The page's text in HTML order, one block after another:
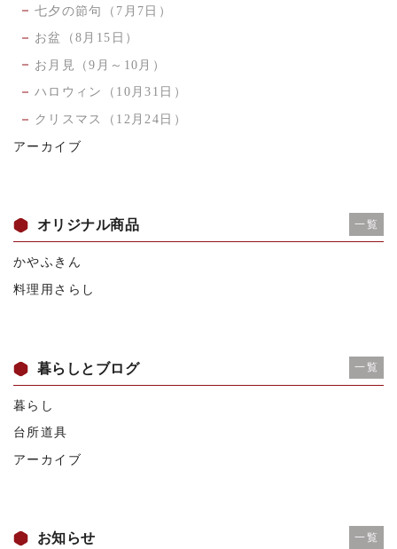
七夕の節句（7月7日）
お盆（8月15日）
お月見（9月～10月）
ハロウィン（10月31日）
クリスマス（12月24日）
アーカイブ
オリジナル商品 一覧
かやふきん
料理用さらし
暮らしとブログ 一覧
暮らし
台所道具
アーカイブ
お知らせ 一覧